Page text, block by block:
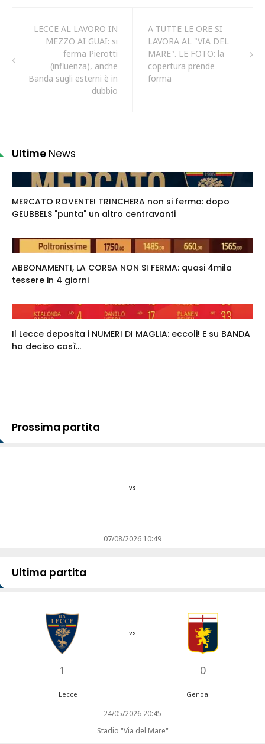
LECCE AL LAVORO IN
MEZZO AI GUAI: si
ferma Pierotti
(influenza), anche
Banda sugli esterni è in
dubbio
A TUTTE LE ORE SI
LAVORA AL "VIA DEL
MARE". LE FOTO: la
copertura prende
forma
Ultime News
MERCATO ROVENTE! TRINCHERA non si ferma: dopo
GEUBBELS "punta" un altro centravanti
ABBONAMENTI, LA CORSA NON SI FERMA: quasi 4mila
tessere in 4 giorni
Il Lecce deposita i NUMERI DI MAGLIA: eccoli! E su BANDA
ha deciso così...
Prossima partita
vs
07/08/2026 10:49
Ultima partita
1
vs
0
Lecce Genoa
24/05/2026 20:45
Stadio "Via del Mare"